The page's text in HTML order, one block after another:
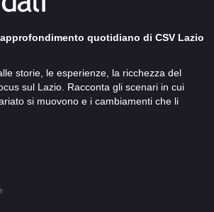
quotidiano di CSV Lazio
storie, le esperienze, la ricchezza del
sul Lazio. Racconta gli scenari in cui
si muovono e i cambiamenti che li